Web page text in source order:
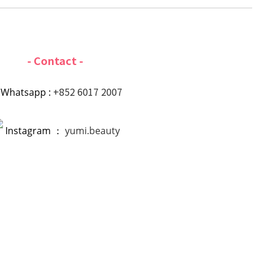
- Contact -
Whatsapp : +852 6017 2007
Instagram ： yumi.beauty